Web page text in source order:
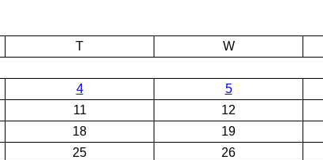
T W
4 5
11 12
18 19
25 26